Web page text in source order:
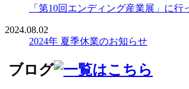
「第10回エンディング産業展」に行
2024.08.02
2024年 夏季休業のお知らせ
ブログ